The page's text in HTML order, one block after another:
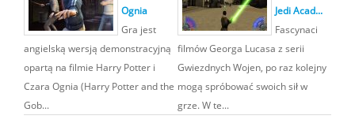
Ognia
Gra jest
angielską wersją demonstracyjną
opartą na filmie Harry Potter i
Czara Ognia (Harry Potter and the
Gob...
Jedi Acad...
Fascynaci
filmów Georga Lucasa z serii
Gwiezdnych Wojen, po raz kolejny
mogą spróbować swoich sił w
grze. W te...